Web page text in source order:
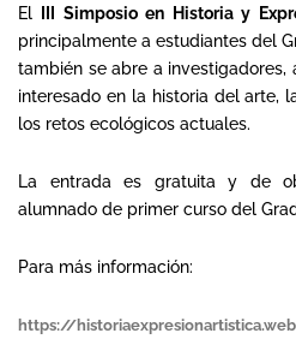
El III Simposio en Historia y
principalmente a estudiantes del
también se abre a
interesado en la historia del arte,
los retos ecológicos actuales.
La entrada es gratuita y de
alumnado de primer curso del
Para más información:
https://